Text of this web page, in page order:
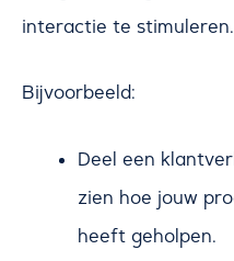
interactie te stimuleren.
Bijvoorbeeld:
Deel een
zien hoe jouw
heeft geholpen.